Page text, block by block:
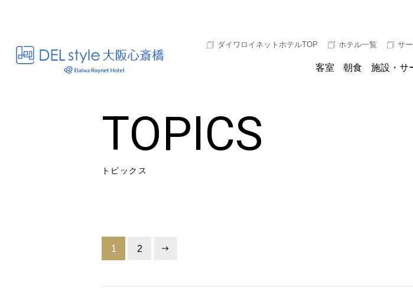
ダイワロイネットホテルTOP ホテル一覧 サ
客室 朝食 施設・サ
TOPICS
トピックス
1 2